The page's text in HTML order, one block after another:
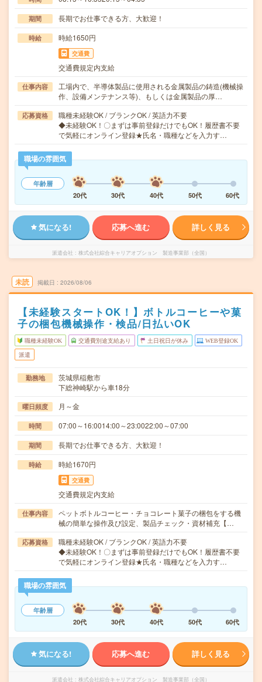
期間 長期でお仕事できる方、大歓迎！
時給 時給1650円
交通費
交通費規定内支給
仕事内容
工場内で、半導体製品に使用される金属製品の鋳造(機械操
作、設備メンテナンス等)、もしくは金属製品の厚…
応募資格
職種未経験OK / ブランクOK / 英語力不要
◆未経験OK！〇まずは事前登録だけでもOK！履歴書不要
で気軽にオンライン登録★氏名・職種などを入力す…
職場の雰囲気
年齢層
20代
30代 40代 50代 60代
気になる! 応募へ進む 詳しく見る
派遣会社 株式会社綜合キャリアオプション 製造事業部（全国）
未読 掲載日 2026/08/06
【未経験スタートOK！】ボトルコーヒーや菓
子の梱包機械操作・検品/日払いOK
職種未経験OK 交通費別途支給あり 土日祝日が休み WEB登録OK
派遣
勤務地
茨城県稲敷市
下総神崎駅から車18分
曜日頻度 月～金
時間 07:00～16:0014:00～23:0022:00～07:00
期間 長期でお仕事できる方、大歓迎！
時給 時給1670円
交通費
交通費規定内支給
仕事内容
ペットボトルコーヒー・チョコレート菓子の梱包をする機
械の簡単な操作及び設定、製品チェック・資材補充【…
応募資格
職種未経験OK / ブランクOK / 英語力不要
◆未経験OK！〇まずは事前登録だけでもOK！履歴書不要
で気軽にオンライン登録★氏名・職種などを入力す…
職場の雰囲気
年齢層
20代
30代 40代 50代 60代
気になる! 応募へ進む 詳しく見る
派遣会社 株式会社綜合キャリアオプション 製造事業部（全国）